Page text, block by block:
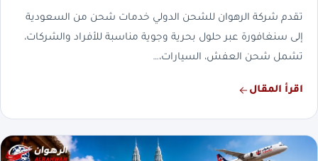
تقدم شركة الرهوان للشحن الدولي خدمات شحن من السعودية
إلى سنغافورة عبر حلول بحرية وجوية مناسبة للأفراد والشركات،
تشمل شحن العفش، السيارات،…
اقرأ المقال